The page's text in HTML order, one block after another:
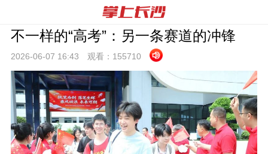
不一样的“高考”：另一条赛道的冲锋
2026-06-07 16:43 观看： 155710